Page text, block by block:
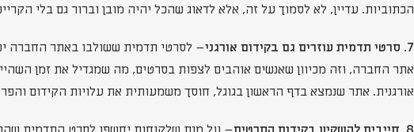
הכתוביות. עדיין, לא לסמוך על זה, אלא לדאוג שהכל יהיה מובן וברור גם בלי
7. סרטי תדמית עוזרים גם בקידום אורגני
– לסרטי תדמית ששולבו באתר החברה
אתר החברה, וזה מכיוון שאנשים אוהבים לצפות בסרטים, מה שמגדיל את זמן
אורגנית. אתר שנמצא בדף הראשון בגוגל, חוסך משמעותית את עלויות הקידום